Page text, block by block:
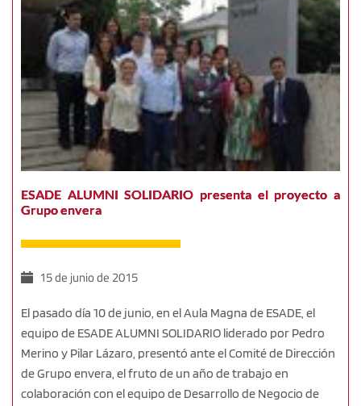
ESADE ALUMNI SOLIDARIO presenta el proyecto a
Grupo envera
15 de junio de 2015
El pasado día 10​ de junio​, ​en el Aula Magna de ESADE, ​el
equipo de ESADE ALUMNI SOLIDARIO liderado por Pedro
Merino y Pilar Lázaro, presentó ante el Comité de Dirección
de Grupo envera, el fruto de un​ año de​ trabajo ​en
colaboración con el equipo de Desarrollo de Negocio de